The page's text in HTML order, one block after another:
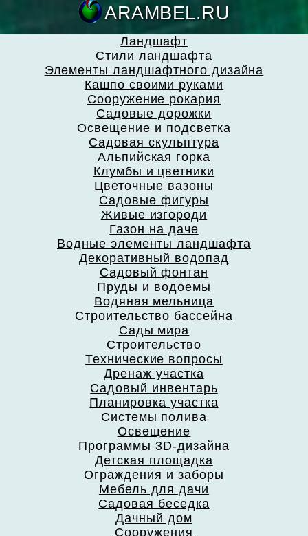
Ландшафт
Стили ландшафта
Элементы ландшафтного дизайна
Кашпо своими руками
Сооружение рокария
Садовые дорожки
Освещение и подсветка
Садовая скульптура
Альпийская горка
Клумбы и цветники
Цветочные вазоны
Садовые фигуры
Живые изгороди
Газон на даче
Водные элементы ландшафта
Декоративный водопад
Садовый фонтан
Пруды и водоемы
Водяная мельница
Строительство бассейна
Сады мира
Строительство
Технические вопросы
Дренаж участка
Садовый инвентарь
Планировка участка
Системы полива
Освещение
Программы 3D-дизайна
Детская площадка
Ограждения и заборы
Мебель для дачи
Садовая беседка
Дачный дом
Сооружения